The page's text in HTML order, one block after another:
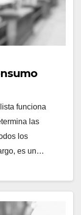
funciona
las
los
es un…